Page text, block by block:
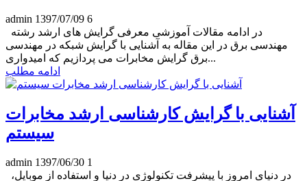
admin 1397/07/09 6
مهندسی برق در این مقاله به آشنایی با گرایش شبکه در مهندسی
برق گرایش مخابرات می پردازیم که امیدواری...
ادامه مطلب
آشنایی با گرایش کارشناسی ارشد مخابرات
سیستم
admin 1397/06/30 1